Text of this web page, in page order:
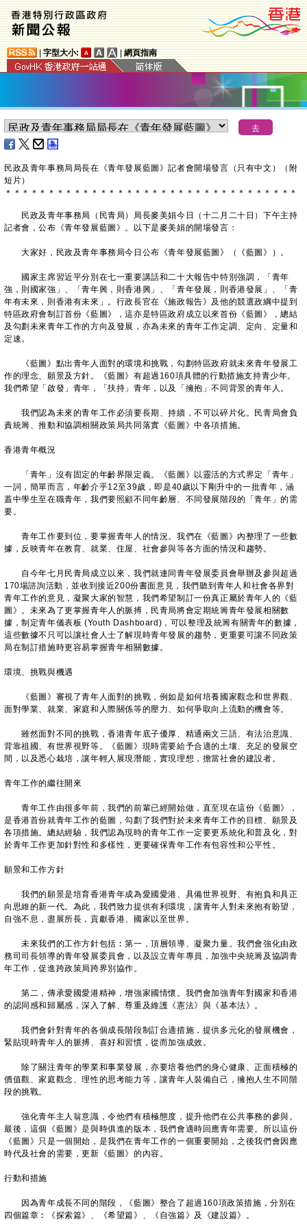
字型大小: 網頁指南
​民政及青年事務局局長在《青年發展藍圖》記者會開場發言（只有中文）（附
短片）
＊ ＊ ＊ ＊ ＊ ＊ ＊ ＊ ＊ ＊ ＊ ＊ ＊ ＊ ＊ ＊ ＊ ＊ ＊ ＊ ＊ ＊ ＊ ＊ ＊ ＊ ＊ ＊ ＊ ＊ ＊ ＊ ＊ ＊
民政及青年事務局（民青局）局長麥美娟今日（十二月二十日）下午主持
記者會，公布《青年發展藍圖》。以下是麥美娟的開場發言：
大家好，民政及青年事務局今日公布《青年發展藍圖》（《藍圖》）。
國家主席習近平分別在七一重要講話和二十大報告中特別強調，「青年
強，則國家強」、「青年興，則香港興」、「青年發展，則香港發展」、「青
年有未來，則香港有未來」。行政長官在《施政報告》及他的競選政綱中提到
特區政府會制訂首份《藍圖》，這亦是特區政府成立以來首份《藍圖》，總結
及勾劃未來青年工作的方向及發展，亦為未來的青年工作定調、定向、定量和
定速。
《藍圖》點出青年人面對的環境和挑戰，勾劃特區政府就未來青年發展工
作的理念、願景及方針。《藍圖》有超過160項具體的行動措施支持青少年。
我們希望「啟發」青年，「扶持」青年，以及「擁抱」不同背景的青年人。
我們認為未來的青年工作必須要長期、持續，不可以碎片化。民青局會負
責統籌、推動和協調相關政策局共同落實《藍圖》中各項措施。
香港青年概況
「青年」沒有固定的年齡界限定義。《藍圖》以靈活的方式界定「青年」
一詞，簡單而言，年齡介乎12至39歲，即是40歲以下剛升中的一批青年，涵
蓋中學生至在職青年，我們要照顧不同年齡層、不同發展階段的「青年」的需
要。
青年工作要到位，要掌握青年人的情況。我們在《藍圖》內整理了一些數
據，反映青年在教育、就業、住屋、社會參與等各方面的情況和趨勢。
自今年七月民青局成立以來，我們就連同青年發展委員會舉辦及參與超過
170場諮詢活動，並收到接近200份書面意見，我們聽到青年人和社會各界對
青年工作的意見，凝聚大家的智慧，我們希望制訂一份真正屬於青年人的《藍
圖》。未來為了更掌握青年人的脈搏，民青局將會定期統籌青年發展相關數
據，制定青年儀表板 (Youth Dashboard)，可以整理及統籌有關青年的數據，
這些數據不只可以讓社會人士了解現時青年發展的趨勢，更重要可讓不同政策
局在制訂措施時更容易掌握青年相關數據。
環境、挑戰與機遇
《藍圖》審視了青年人面對的挑戰，例如是如何培養國家觀念和世界觀、
面對學業、就業、家庭和人際關係等的壓力、如何爭取向上流動的機會等。
雖然面對不同的挑戰，香港青年底子優厚、精通兩文三語、有法治意識、
背靠祖國、有世界視野等。《藍圖》現時需要給予合適的土壤、充足的發展空
間，以及悉心栽培，讓年輕人展現潛能，實現理想，擔當社會的建設者。
青年工作的繼往開來
青年工作由很多年前，我們的前輩已經開始做，直至現在這份《藍圖》，
是香港首份就青年工作的藍圖，勾劃了我們對於未來青年工作的目標、願景及
各項措施。總結經驗，我們認為現時的青年工作一定要更系統化和普及化，對
於青年工作更加針對性和多樣性，更要確保青年工作有包容性和公平性。
願景和工作方針
我們的願景是培育香港青年成為愛國愛港、具備世界視野、有抱負和具正
向思維的新一代。為此，我們致力提供有利環境，讓青年人對未來抱有盼望，
自強不息，盡展所長，貢獻香港、國家以至世界。
未來我們的工作方針包括︰第一，頂層領導、凝聚力量。我們會強化由政
務司司長領導的青年發展委員會，以及設立青年專員，加強中央統籌及協調青
年工作，促進跨政策局跨界別協作。
第二，傳承愛國愛港精神，增強家國情懷。我們會加強青年對國家和香港
的認同感和歸屬感，深入了解、尊重及維護《憲法》與《基本法》。
我們會針對青年的各個成長階段制訂合適措施，提供多元化的發展機會，
緊貼現時青年人的脈搏、喜好和習慣，從而加強成效。
除了關注青年的學業和事業發展，亦要培養他們的身心健康、正面積極的
價值觀、家庭觀念、理性的思考能力等，讓青年人裝備自己，擁抱人生不同階
段的挑戰。
強化青年主人翁意識，令他們有積極態度，提升他們在公共事務的參與。
最後，這個《藍圖》是與時俱進的版本，我們會適時回應青年需要。所以這份
《藍圖》只是一個開始，是我們在青年工作的一個重要開始，之後我們會因應
時代及社會的需要，更新《藍圖》的內容。
行動和措施
因為青年成長不同的階段，《藍圖》整合了超過160項政策措施，分別在
四個篇章︰《探索篇》、《希望篇》、《自強篇》及《建設篇》。